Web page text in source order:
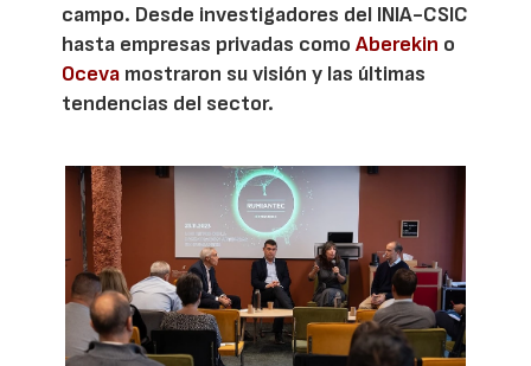
campo. Desde investigadores del INIA-CSIC
hasta empresas privadas comoAberekin o
Oceva mostraron su visión y las últimas
tendencias del sector.